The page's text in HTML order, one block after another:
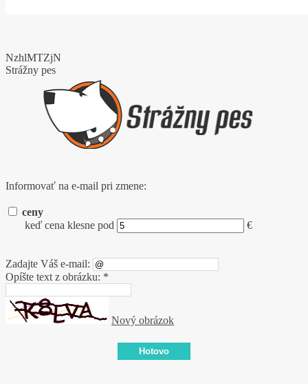
NzhlMTZjN
Strážny pes
Informovať na e-mail pri zmene:
ceny
keď cena klesne pod
€
Zadajte Váš e-mail:
Opíšte text z obrázku: *
Nový obrázok